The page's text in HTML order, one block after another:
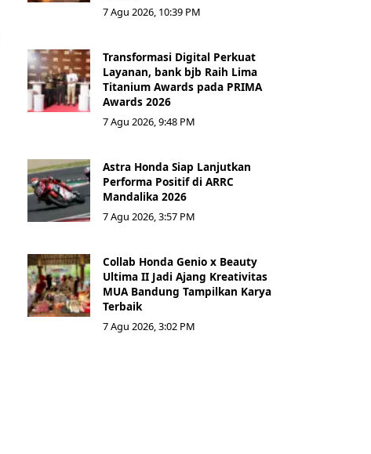
7 Agu 2026, 10:39 PM
Transformasi Digital Perkuat
Layanan, bank bjb Raih Lima
Titanium Awards pada PRIMA
Awards 2026
7 Agu 2026, 9:48 PM
Astra Honda Siap Lanjutkan
Performa Positif di ARRC
Mandalika 2026
7 Agu 2026, 3:57 PM
Collab Honda Genio x Beauty
Ultima II Jadi Ajang Kreativitas
MUA Bandung Tampilkan Karya
Terbaik
7 Agu 2026, 3:02 PM